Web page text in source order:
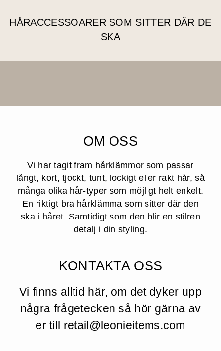
HÅRACCESSOARER SOM SITTER DÄR DE
SKA
OM OSS
Vi har tagit fram hårklämmor som passar
långt, kort, tjockt, tunt, lockigt eller rakt hår, så
många olika hår-typer som möjligt helt enkelt.
En riktigt bra hårklämma som sitter där den
ska i håret. Samtidigt som den blir en stilren
detalj i din styling.
KONTAKTA OSS
Vi finns alltid här, om det dyker upp
några frågetecken så hör gärna av
er till retail@leonieitems.com